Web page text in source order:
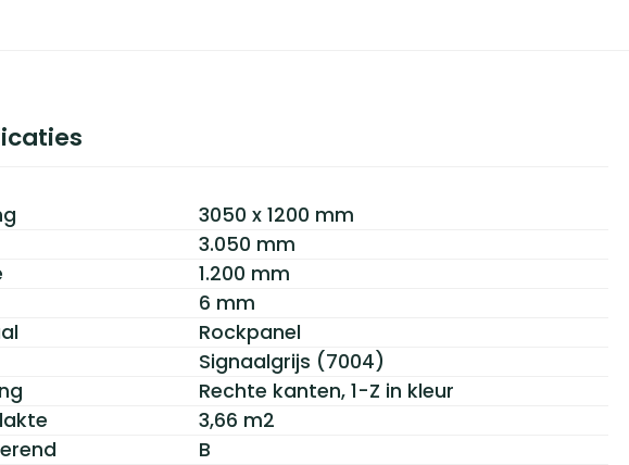
3050 x 1200 mm
3.050 mm
1.200 mm
6 mm
Rockpanel
Signaalgrijs (7004)
Rechte kanten, 1-Z in kleur
3,66 m2
B